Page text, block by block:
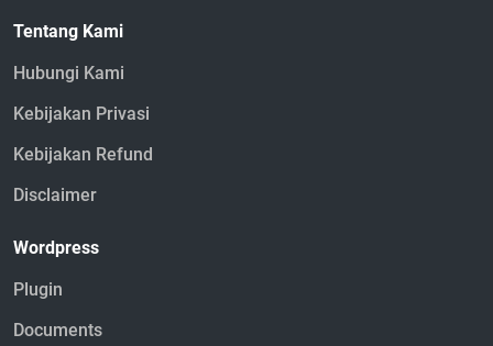
Tentang Kami
Hubungi Kami
Kebijakan Privasi
Kebijakan Refund
Disclaimer
Wordpress
Plugin
Documents